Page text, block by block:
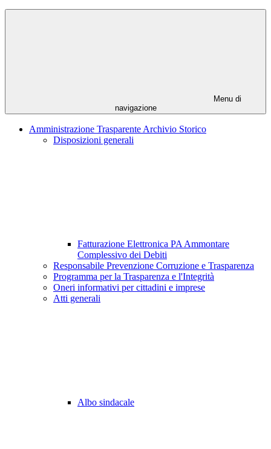
Menu di
navigazione
Amministrazione Trasparente Archivio Storico
Disposizioni generali
Fatturazione Elettronica PA Ammontare
Complessivo dei Debiti
Responsabile Prevenzione Corruzione e Trasparenza
Programma per la Trasparenza e l'Integrità
Oneri informativi per cittadini e imprese
Atti generali
Albo sindacale